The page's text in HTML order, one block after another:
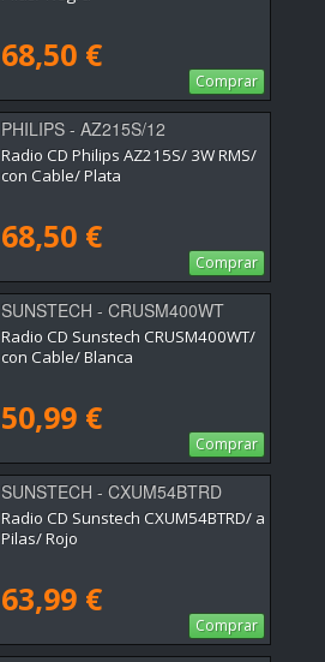
68,50 €
Comprar
PHILIPS - AZ215S/12
Radio CD Philips AZ215S/ 3W RMS/
con Cable/ Plata
68,50 €
Comprar
SUNSTECH - CRUSM400WT
Radio CD Sunstech CRUSM400WT/
con Cable/ Blanca
50,99 €
Comprar
SUNSTECH - CXUM54BTRD
Radio CD Sunstech CXUM54BTRD/ a
Pilas/ Rojo
63,99 €
Comprar